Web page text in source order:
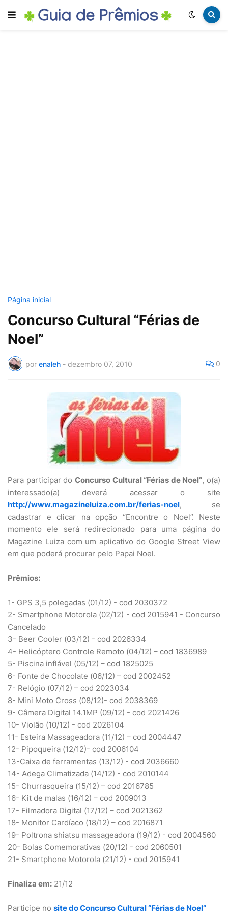
Página inicial
Concurso Cultural “Férias de
Noel”
por enaleh - dezembro 07, 2010 0
Para participar do Concurso Cultural “Férias de Noel”, o(a)
interessado(a) deverá acessar o site
http://www.magazineluiza.com.br/ferias-noel, se
cadastrar e clicar na opção “Encontre o Noel”. Neste
momento ele será redirecionado para uma página do
Magazine Luiza com um aplicativo do Google Street View
em que poderá procurar pelo Papai Noel.
Prêmios:
1- GPS 3,5 polegadas (01/12) - cod 2030372
2- Smartphone Motorola (02/12) - cod 2015941 - Concurso
Cancelado
3- Beer Cooler (03/12) - cod 2026334
4- Helicóptero Controle Remoto (04/12) – cod 1836989
5- Piscina inflável (05/12) – cod 1825025
6- Fonte de Chocolate (06/12) – cod 2002452
7- Relógio (07/12) – cod 2023034
8- Mini Moto Cross (08/12)- cod 2038369
9- Câmera Digital 14.1MP (09/12) - cod 2021426
10- Violão (10/12) - cod 2026104
11- Esteira Massageadora (11/12) – cod 2004447
12- Pipoqueira (12/12)- cod 2006104
13-Caixa de ferramentas (13/12) - cod 2036660
14- Adega Climatizada (14/12) - cod 2010144
15- Churrasqueira (15/12) – cod 2016785
16- Kit de malas (16/12) – cod 2009013
17- Filmadora Digital (17/12) – cod 2021362
18- Monitor Cardíaco (18/12) – cod 2016871
19- Poltrona shiatsu massageadora (19/12) - cod 2004560
20- Bolas Comemorativas (20/12) - cod 2060501
21- Smartphone Motorola (21/12) - cod 2015941
Finaliza em: 21/12
Participe no site do Concurso Cultural “Férias de Noel”